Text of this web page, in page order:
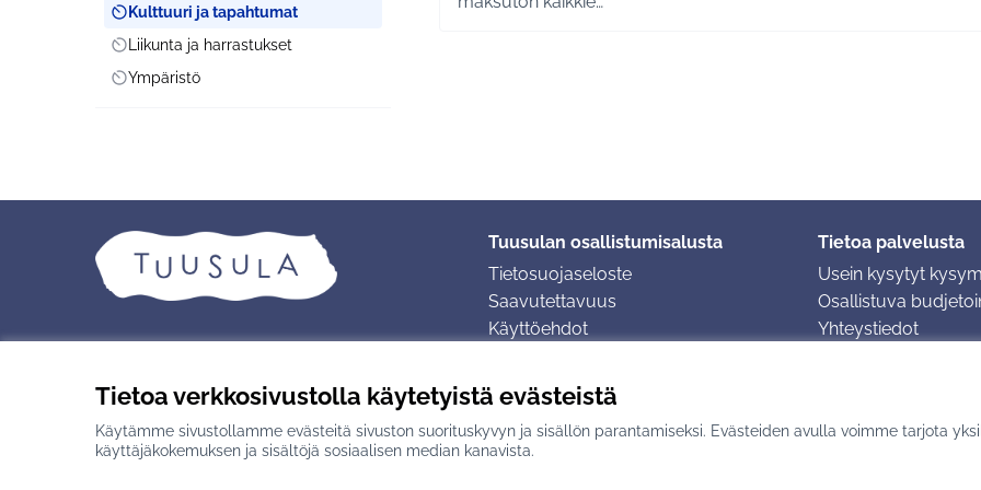
Tietoa verkkosivustolla käytetyistä evästeistä
Käytämme sivustollamme evästeitä sivuston suorituskyvyn ja sisällön parantamiseksi. Evästeiden avulla voimme tarjota
käyttäjäkokemuksen ja sisältöjä sosiaalisen median kanavista.
ScopeKulttuuri ja tapahtumat
ScopeLiikunta ja harrastukset
ScopeYmpäristö
Tuusulan osallistumisalusta
Tietosuojaseloste
Saavutettavuus
Käyttöehdot
Tietoa palvelusta
Usein kysytyt
Osallistuva
Yhteystiedot
Creative Commons -lisenssi
(Ulkoinen linkki)Verkkosivusto luotuvapaan ohjelmiston avulla.